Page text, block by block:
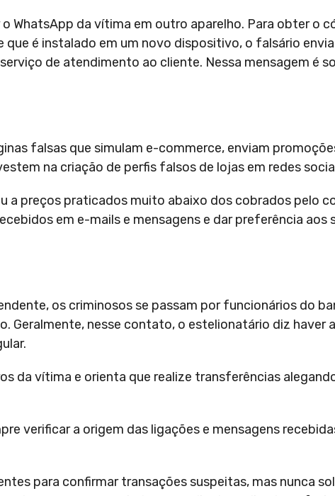
WhatsApp da vítima em outro aparelho. Para obter o
é instalado em um novo dispositivo, o falsário
de atendimento ao cliente. Nessa mensagem é
falsas que simulam e-commerce, enviam
na criação de perfis falsos de lojas em redes
a preços praticados muito abaixo dos cobrados pelo
em e-mails e mensagens e dar preferência aos
os criminosos se passam por funcionários do
Geralmente, nesse contato, o estelionatário diz haver
da vítima e orienta que realize transferências
verificar a origem das ligações e mensagens
para confirmar transações suspeitas, mas nunca